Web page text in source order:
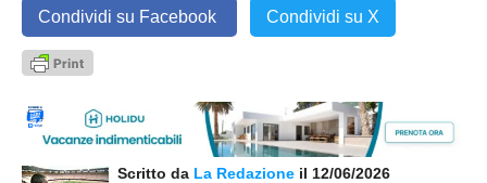
Condividi su Facebook Condividi su X
Scritto da La Redazione il 12/06/2026